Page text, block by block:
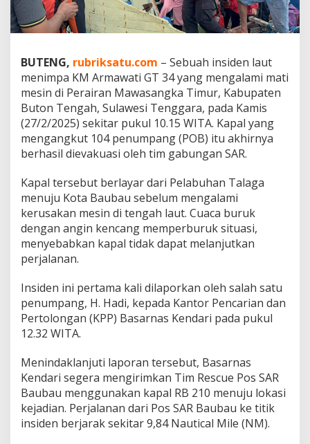
i
1
4
P
e
n
u
m
a
n
K
M
r
m
a
y
a
l
a
m
i
M
a
BUTENG, rubriksatu.com – Sebuah insiden laut
menimpa KM Armawati GT 34 yang mengalami mati
mesin di Perairan Mawasangka Timur, Kabupaten
Buton Tengah, Sulawesi Tenggara, pada Kamis
(27/2/2025) sekitar pukul 10.15 WITA. Kapal yang
mengangkut 104 penumpang (POB) itu akhirnya
berhasil dievakuasi oleh tim gabungan SAR.
Kapal tersebut berlayar dari Pelabuhan Talaga
menuju Kota Baubau sebelum mengalami
kerusakan mesin di tengah laut. Cuaca buruk
dengan angin kencang memperburuk situasi,
menyebabkan kapal tidak dapat melanjutkan
perjalanan.
Insiden ini pertama kali dilaporkan oleh salah satu
penumpang, H. Hadi, kepada Kantor Pencarian dan
Pertolongan (KPP) Basarnas Kendari pada pukul
12.32 WITA.
Menindaklanjuti laporan tersebut, Basarnas
Kendari segera mengirimkan Tim Rescue Pos SAR
Baubau menggunakan kapal RB 210 menuju lokasi
kejadian. Perjalanan dari Pos SAR Baubau ke titik
insiden berjarak sekitar 9,84 Nautical Mile (NM).